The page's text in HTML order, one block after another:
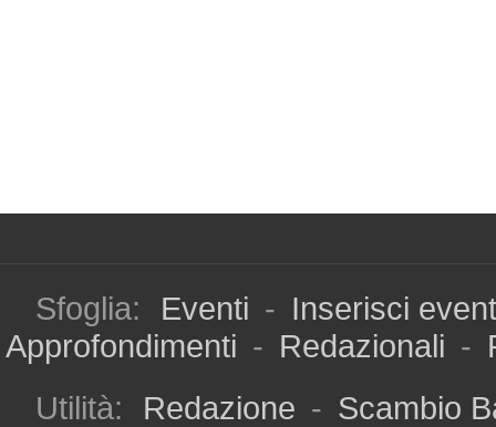
Sfoglia: Eventi - Inserisci
Approfondimenti - Redazionali -
Utilità:
Redazione - Scambio